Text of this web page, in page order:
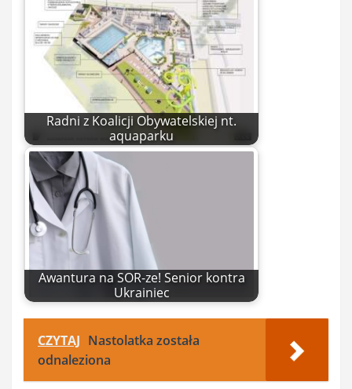
Radni z Koalicji Obywatelskiej nt.
aquaparku
Awantura na SOR-ze! Senior kontra
Ukrainiec
CZYTAJ Nastolatka została
odnaleziona